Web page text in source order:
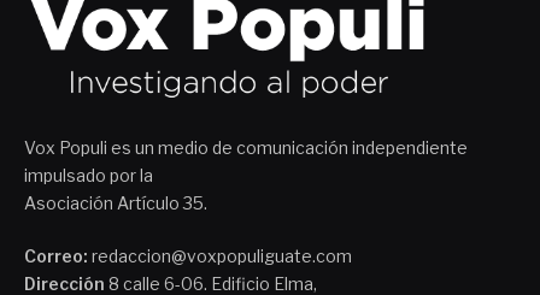
Vox Populi es un medio de comunicación independiente
impulsado por la
Asociación Artículo 35.
Correo: redaccion@voxpopuliguate.com
Dirección 8 calle 6-06. Edificio Elma,